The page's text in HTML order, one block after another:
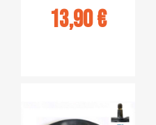
13,90 €